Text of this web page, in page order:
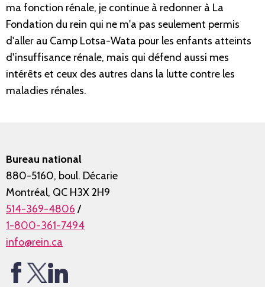
ma fonction rénale, je continue à redonner à La
Fondation du rein qui ne m'a pas seulement permis
d'aller au Camp Lotsa-Wata pour les enfants atteints
d'insuffisance rénale, mais qui défend aussi mes
intérêts et ceux des autres dans la lutte contre les
maladies rénales.
Bureau national
880-5160, boul. Décarie
Montréal, QC H3X 2H9
514-369-4806 /
1-800-361-7494
info@rein.ca